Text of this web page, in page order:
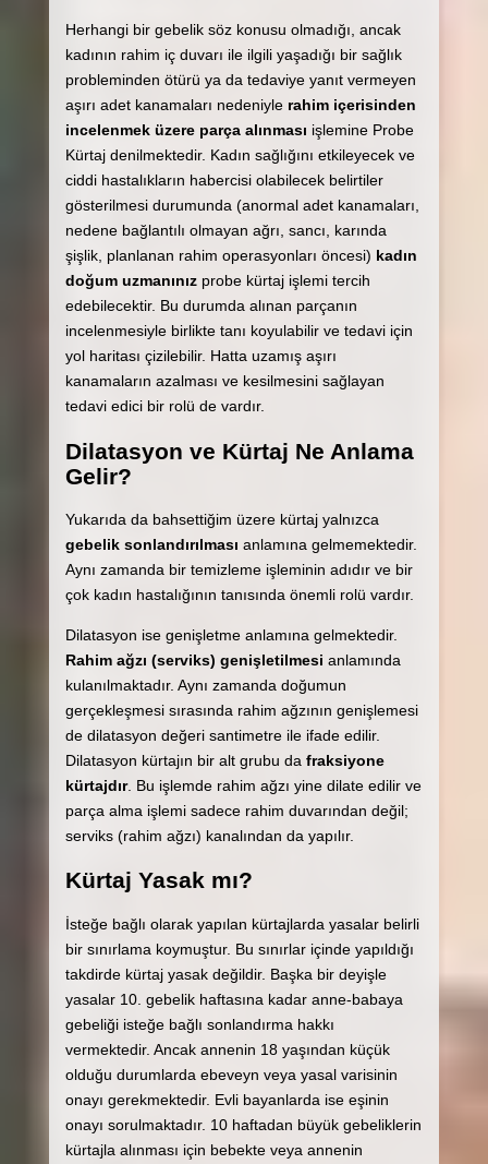
Herhangi bir gebelik söz konusu olmadığı, ancak
kadının rahim iç duvarı ile ilgili yaşadığı bir sağlık
probleminden ötürü ya da tedaviye yanıt vermeyen
aşırı adet kanamaları nedeniyle rahim içerisinden
incelenmek üzere parça alınması işlemine Probe
Kürtaj denilmektedir. Kadın sağlığını etkileyecek ve
ciddi hastalıkların habercisi olabilecek belirtiler
gösterilmesi durumunda (anormal adet kanamaları,
nedene bağlantılı olmayan ağrı, sancı, karında
şişlik, planlanan rahim operasyonları öncesi) kadın
doğum uzmanınızprobe kürtaj işlemi tercih
edebilecektir. Bu durumda alınan parçanın
incelenmesiyle birlikte tanı koyulabilir ve tedavi için
yol haritası çizilebilir. Hatta uzamış aşırı
kanamaların azalması ve kesilmesini sağlayan
tedavi edici bir rolü de vardır.
Dilatasyon ve Kürtaj Ne Anlama
Gelir?
Yukarıda da bahsettiğim üzere kürtaj yalnızca
gebelik sonlandırılması anlamına gelmemektedir.
Aynı zamanda bir temizleme işleminin adıdır ve bir
çok kadın hastalığının tanısında önemli rolü vardır.
Dilatasyon ise genişletme anlamına gelmektedir.
Rahim ağzı (serviks) genişletilmesi anlamında
kulanılmaktadır. Aynı zamanda doğumun
gerçekleşmesi sırasında rahim ağzının genişlemesi
de dilatasyon değeri santimetre ile ifade edilir.
Dilatasyon kürtajın bir alt grubu da fraksiyone
kürtajdır. Bu işlemde rahim ağzı yine dilate edilir ve
parça alma işlemi sadece rahim duvarından değil;
serviks (rahim ağzı) kanalından da yapılır.
Kürtaj Yasak mı?
İsteğe bağlı olarak yapılan kürtajlarda yasalar belirli
bir sınırlama koymuştur. Bu sınırlar içinde yapıldığı
takdirde kürtaj yasak değildir. Başka bir deyişle
yasalar 10. gebelik haftasına kadar anne-babaya
gebeliği isteğe bağlı sonlandırma hakkı
vermektedir. Ancak annenin 18 yaşından küçük
olduğu durumlarda ebeveyn veya yasal varisinin
onayı gerekmektedir. Evli bayanlarda ise eşinin
onayı sorulmaktadır. 10 haftadan büyük gebeliklerin
kürtajla alınması için bebekte veya annenin